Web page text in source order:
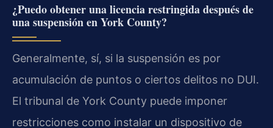
¿Puedo obtener una licencia restringida después de
una suspensión en York County?
Generalmente, sí, si la suspensión es por
acumulación de puntos o ciertos delitos no DUI.
El tribunal de York County puede imponer
restricciones como instalar un dispositivo de